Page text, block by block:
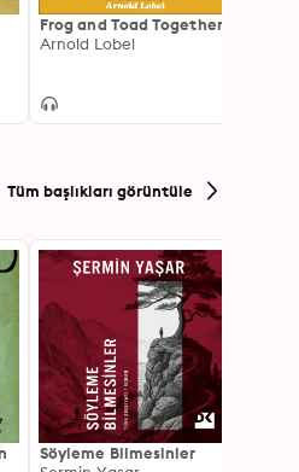
Frog and Toad Together
Arnold Lobel
Tüm başlıkları görüntüle
Söyleme Bilmesinler